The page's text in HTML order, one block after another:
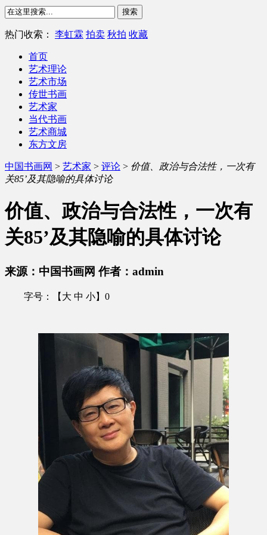
热门收索： 李虹霖 拍卖 秋拍 收藏
首页
艺术理论
艺术市场
传世书画
艺术家
当代书画
艺术商城
东方文房
中国书画网 > 艺术家 > 评论 > 价值、政治与合法性，一次有
关85’及其隐喻的具体讨论
价值、政治与合法性，一次有
关85’及其隐喻的具体讨论
来源：中国书画网 作者：admin
字号：【大 中 小】0